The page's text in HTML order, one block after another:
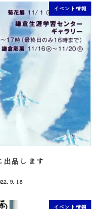
イベント情報
品します
イベント情報